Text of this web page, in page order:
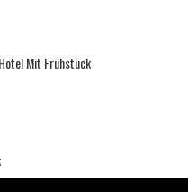
Mit Frühstück